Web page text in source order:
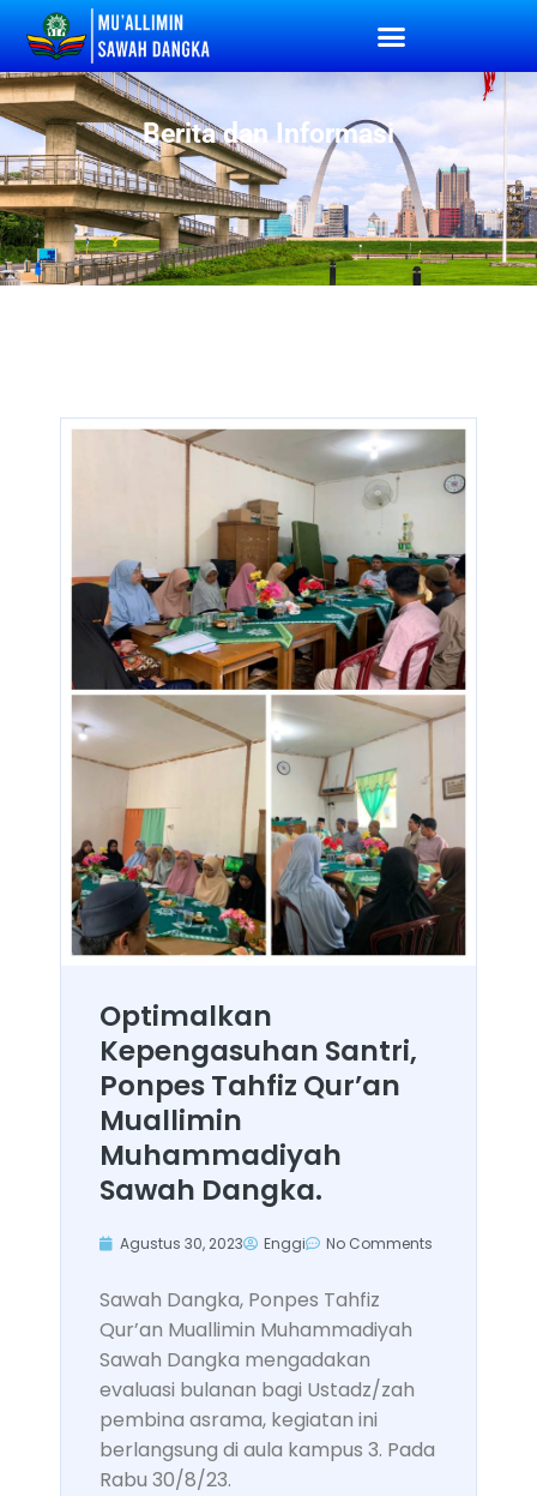
Berita dan Informasi
Optimalkan
Kepengasuhan Santri,
Ponpes Tahfiz Qur’an
Muallimin
Muhammadiyah
Sawah Dangka.
Agustus 30, 2023 Enggi No Comments
Sawah Dangka, Ponpes Tahfiz
Qur’an Muallimin Muhammadiyah
Sawah Dangka mengadakan
evaluasi bulanan bagi Ustadz/zah
pembina asrama, kegiatan ini
berlangsung di aula kampus 3. Pada
Rabu 30/8/23.